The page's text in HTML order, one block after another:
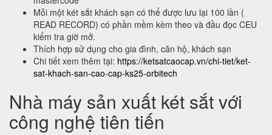
Mỗi một két sắt khách sạn có thể được lưu lại 100 lần (
READ RECORD) có phần mềm kèm theo và đầu đọc CEU
kiểm tra giờ mở.
Thích hợp sử dụng cho gia đình, căn hộ, khách sạn
Chi tiết xem thêm tại: https://ketsatcaocap.vn/chi-tiet/ket-
sat-khach-san-cao-cap-ks25-orbitech
Nhà máy sản xuất két sắt với
công nghệ tiên tiến